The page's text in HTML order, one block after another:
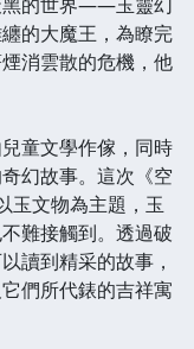
的大魔王，為瞭完
消雲散的危機，他
童文學作傢，同時
幻故事。這次《空
玉文物為主題，玉
難接觸到。透過破
讀到精采的故事，
們所代錶的吉祥寓